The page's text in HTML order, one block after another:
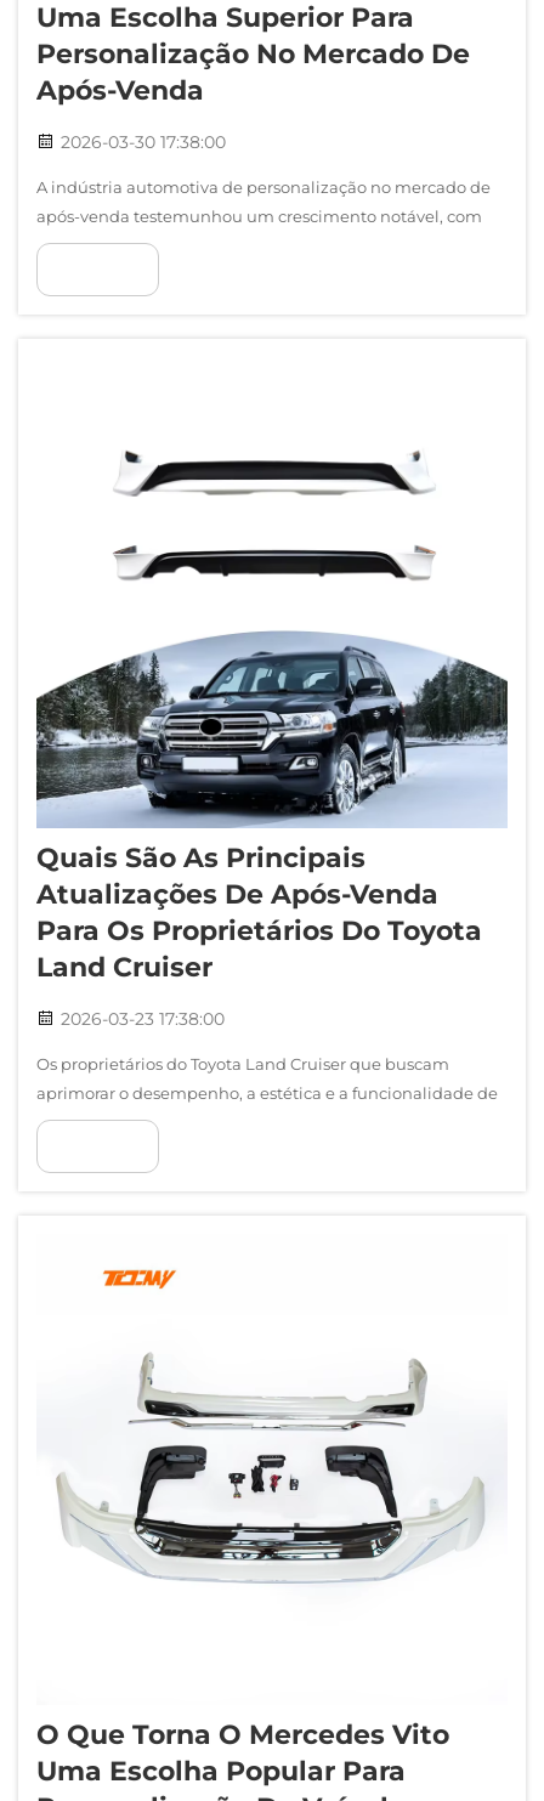
Uma Escolha Superior Para
Personalização No Mercado De
Após-Venda
2026-03-30 17:38:00
A indústria automotiva de personalização no mercado de
após-venda testemunhou um crescimento notável, com
certos veículos surgindo como plataformas preferidas por
Quais São As Principais
Atualizações De Após-Venda
Para Os Proprietários Do Toyota
Land Cruiser
2026-03-23 17:38:00
Os proprietários do Toyota Land Cruiser que buscam
aprimorar o desempenho, a estética e a funcionalidade de
seu veículo têm acesso a uma ampla gama de atualizações
O Que Torna O Mercedes Vito
Uma Escolha Popular Para